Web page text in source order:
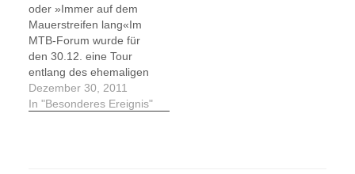
oder »Immer auf dem
Mauerstreifen lang«Im
MTB-Forum wurde für
den 30.12. eine Tour
entlang des ehemaligen
Grenzstreifens, welcher
West-Berlin von der
Dezember 30, 2011
In "Besonderes Ereignis"